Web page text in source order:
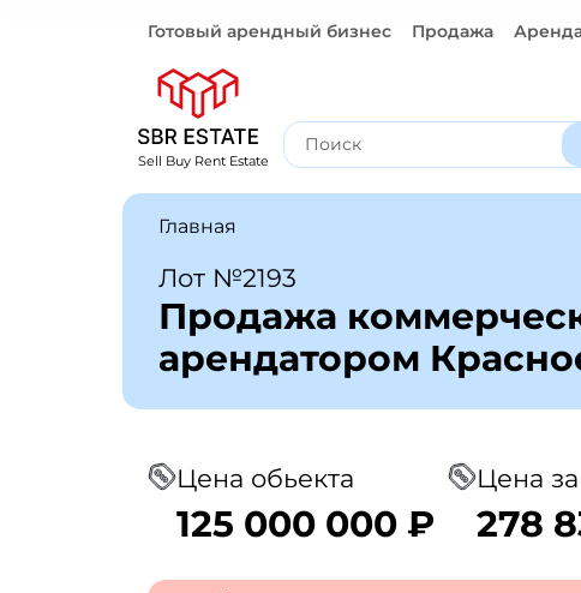
Готовый арендный бизнес Продажа
Sell Buy Rent Estate
Главная
Лот №2193
Продажа
арендатором
Цена обьекта
125 000 000 ₽
Цена
278